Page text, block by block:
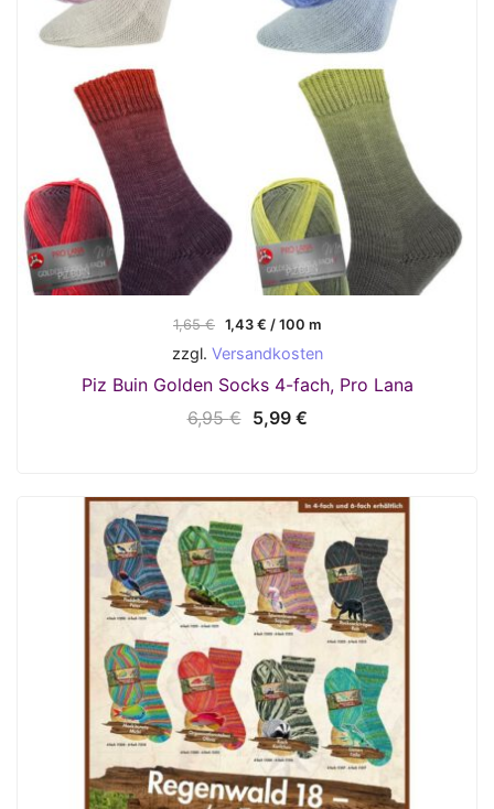
1,65€ Ursprünglicher
Preis
war:
1,43 € Aktueller
ist:
/ 100 m
zzgl. Versandkosten
Piz Buin Golden Socks 4-fach, Pro Lana
6,95€ Ursprünglicher
Preis
5,99 €Aktueller